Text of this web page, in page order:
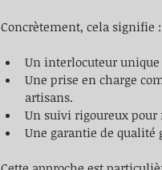
Concrètement, cela signifie :
Un interlocuteur
Une prise en charge
artisans.
Un suivi rigoureux pour
Une garantie de qualité